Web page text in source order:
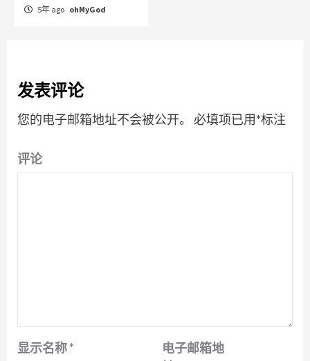
5年 ago ohMyGod
发表评论
您的电子邮箱地址不会被公开。 必填项已用*标注
评论
显示名称*
电子邮箱地